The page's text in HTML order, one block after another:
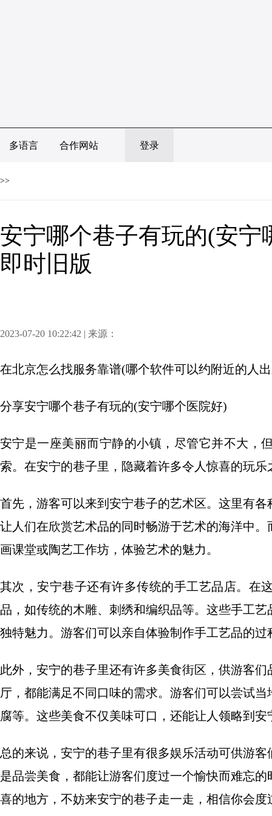
多语言 合作网站 登录
>>
安宁哪个巷子有玩的(安
即时旧版
2023-07-20 10:22:42 | 来源：
在北京怎么找服务靠谱(哪个软件可以约附近的人
分享安宁哪个巷子有玩的(安宁哪个医院好)
安宁是一座美丽而宁静的小镇，尽管它并不大，
索。在安宁的巷子里，隐藏着许多令人惊喜的玩乐
首先，游客可以来到安宁巷子的艺术区。这里有
让人们在欣赏艺术品的同时畅游于艺术的海洋中
画课堂或陶艺工作坊，体验艺术的魅力。
其次，安宁巷子还有许多传统的手工艺品店。在
品，如传统的木雕、刺绣和编织品等。这些手工
独特魅力。游客们可以亲自体验制作手工艺品的
此外，安宁的巷子里还有许多美食街区，供游客
厅，都能满足不同口味的需求。游客们可以尝试
腐等。这些美食不仅美味可口，还能让人领略到安
总的来说，安宁的巷子里有很多娱乐活动可供游
是品尝美食，都能让游客们度过一个愉快而难忘
喜的地方，不妨来安宁的巷子走一走，相信你会度